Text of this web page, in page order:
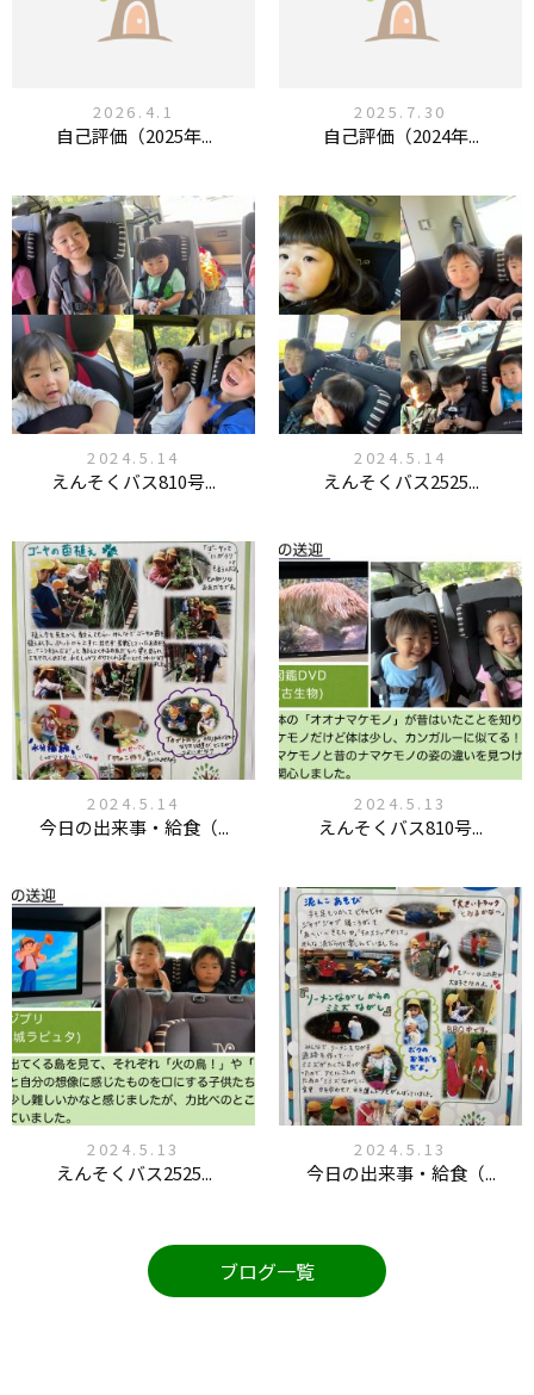
2026.4.1
自己評価（2025年...
2025.7.30
自己評価（2024年...
2024.5.14
えんそくバス810号...
2024.5.14
えんそくバス2525...
2024.5.14
今日の出来事・給食（...
2024.5.13
えんそくバス810号...
2024.5.13
えんそくバス2525...
2024.5.13
今日の出来事・給食（...
ブログ一覧